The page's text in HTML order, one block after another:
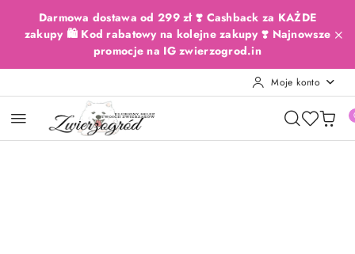
Przejdź do treści głównej
Przejdź do wyszukiwarki
Przejdź do moje konto
Przejdź do menu głównego
Przejdź do opisu produktu
Przejdź do stopki
Darmowa dostawa od 299 zł ❣️ Cashback za KAŻDE
zakupy 🛍️ Kod rabatowy na kolejne zakupy ❣️ Najnowsze
promocje na IG zwierzogrod.in
Moje konto